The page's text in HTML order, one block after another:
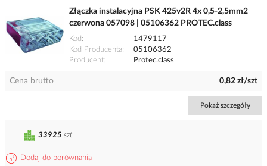
Złączka instalacyjna PSK 425v2R 4x 0,5-2,5mm2
czerwona 057098 | 05106362 PROTEC.class
Kod
1479117
Kod Producenta
05106362
Producent
Protec.class
Cena brutto 0,82 zł/szt
Pokaż szczegóły
Dodaj do porównania
33925 szt